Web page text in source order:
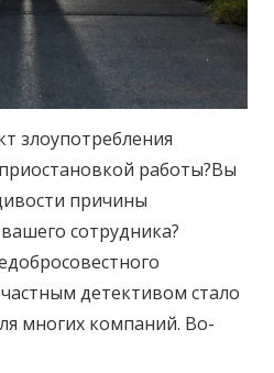
злоупотребления
работы?Вы
причины
сотрудника?
детективом стало
многих компаний. Во-